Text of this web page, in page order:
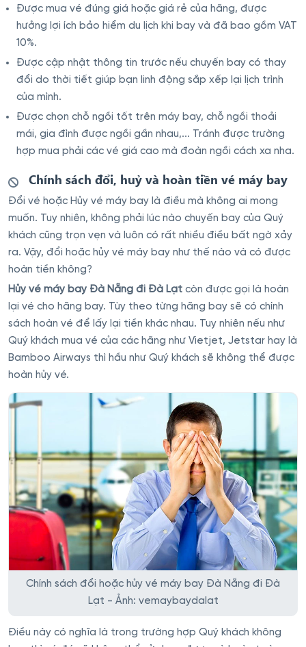
Được mua vé đúng giá hoặc giá rẻ của hãng, được
hưởng lợi ích bảo hiểm du lịch khi bay và đã bao gồm VAT
10%.
Được cập nhật thông tin trước nếu chuyến bay có thay
đổi do thời tiết giúp bạn linh động sắp xếp lại lịch trình
của mình.
Được chọn chỗ ngồi tốt trên máy bay, chỗ ngồi thoải
mái, gia đình được ngồi gần nhau,... Tránh được trường
hợp mua phải các vé giá cao mà đoàn ngồi cách xa nha.
Chính sách đổi, huỷ và hoàn tiền vé máy bay
Đổi vé hoặc Hủy vé máy bay là điều mà không ai mong
muốn. Tuy nhiên, không phải lúc nào chuyến bay của Quý
khách cũng trọn vẹn và luôn có rất nhiều điều bất ngờ xảy
ra. Vậy, đổi hoặc hủy vé máy bay như thế nào và có được
hoàn tiền không?
Hủy vé máy bay Đà Nẵng đi Đà Lạt còn được gọi là hoàn
lại vé cho hãng bay. Tùy theo từng hãng bay sẽ có chính
sách hoàn vé để lấy lại tiền khác nhau. Tuy nhiên nếu như
Quý khách mua vé của các hãng như Vietjet, Jetstar hay là
Bamboo Airways thì hầu như Quý khách sẽ không thể được
hoàn hủy vé.
Chính sách đổi hoặc hủy vé máy bay Đà Nẵng đi Đà
Lạt - Ảnh: vemaybaydalat
Điều này có nghĩa là trong trường hợp Quý khách không